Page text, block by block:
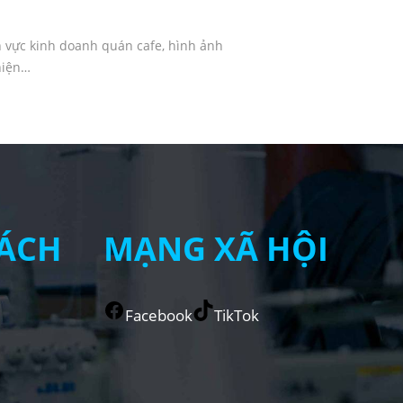
vực kinh doanh quán cafe, hình ảnh
MẠNG XÃ HỘI
Facebook TikTok